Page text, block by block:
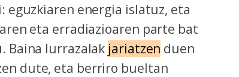
eguzkiaren energia islatuz, eta
eta erradiazioaren parte bat
Baina lurrazalak jariatzen duen
dute, eta berriro bueltan